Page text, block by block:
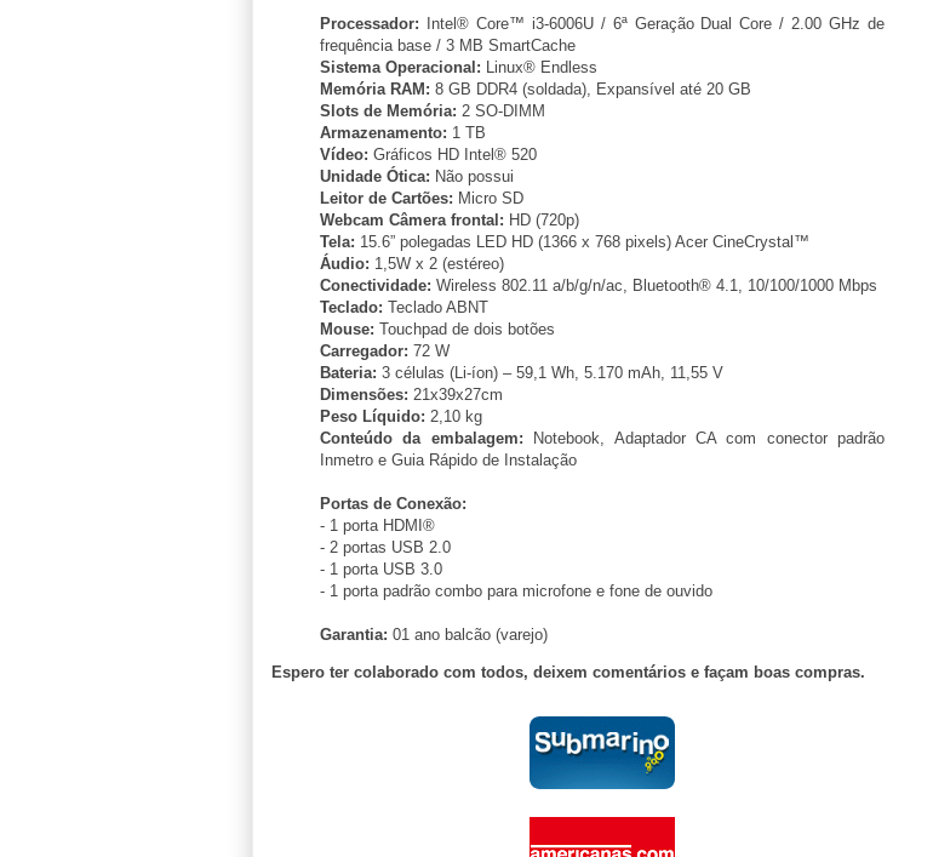
Processador: Intel® Core™ i3-6006U / 6ª Geração Dual Core / 2.00 GHz de
frequência base / 3 MB SmartCache
Sistema Operacional: Linux® Endless
Memória RAM: 8 GB DDR4 (soldada), Expansível até 20 GB
Slots de Memória: 2 SO-DIMM
Armazenamento: 1 TB
Vídeo: Gráficos HD Intel® 520
Unidade Ótica: Não possui
Leitor de Cartões: Micro SD
Webcam Câmera frontal: HD (720p)
Tela: 15.6” polegadas LED HD (1366 x 768 pixels) Acer CineCrystal™
Áudio: 1,5W x 2 (estéreo)
Conectividade: Wireless 802.11 a/b/g/n/ac, Bluetooth® 4.1, 10/100/1000 Mbps
Teclado: Teclado ABNT
Mouse: Touchpad de dois botões
Carregador: 72 W
Bateria: 3 células (Li-íon) – 59,1 Wh, 5.170 mAh, 11,55 V
Dimensões: 21x39x27cm
Peso Líquido: 2,10 kg
Conteúdo da embalagem: Notebook, Adaptador CA com conector padrão
Inmetro e Guia Rápido de Instalação
Portas de Conexão:
- 1 porta HDMI®
- 2 portas USB 2.0
- 1 porta USB 3.0
- 1 porta padrão combo para microfone e fone de ouvido
Garantia: 01 ano balcão (varejo)
Espero ter colaborado com todos, deixem comentários e façam boas compras.